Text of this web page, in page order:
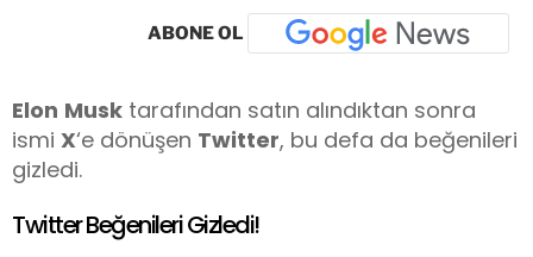
ABONE OL
Elon Musk tarafından satın alındıktan sonra
ismi X‘e dönüşen Twitter, bu defa da beğenileri
gizledi.
Twitter Beğenileri Gizledi!